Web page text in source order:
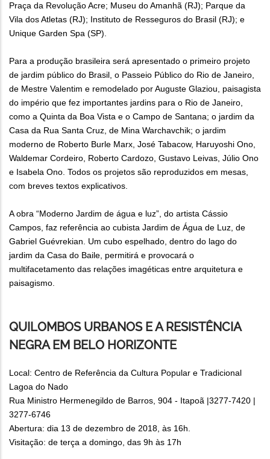
Praça da Revolução Acre; Museu do Amanhã (RJ); Parque da
Vila dos Atletas (RJ); Instituto de Resseguros do Brasil (RJ); e
Unique Garden Spa (SP).
Para a produção brasileira será apresentado o primeiro projeto
de jardim público do Brasil, o Passeio Público do Rio de Janeiro,
de Mestre Valentim e remodelado por Auguste Glaziou, paisagista
do império que fez importantes jardins para o Rio de Janeiro,
como a Quinta da Boa Vista e o Campo de Santana; o jardim da
Casa da Rua Santa Cruz, de Mina Warchavchik; o jardim
moderno de Roberto Burle Marx, José Tabacow, Haruyoshi Ono,
Waldemar Cordeiro, Roberto Cardozo, Gustavo Leivas, Júlio Ono
e Isabela Ono. Todos os projetos são reproduzidos em mesas,
com breves textos explicativos.
A obra “Moderno Jardim de água e luz”, do artista Cássio
Campos, faz referência ao cubista Jardim de Água de Luz, de
Gabriel Guévrekian. Um cubo espelhado, dentro do lago do
jardim da Casa do Baile, permitirá e provocará o
multifacetamento das relações imagéticas entre arquitetura e
paisagismo.
QUILOMBOS URBANOS E A RESISTÊNCIA
NEGRA EM BELO HORIZONTE
Local: Centro de Referência da Cultura Popular e Tradicional
Lagoa do Nado
Rua Ministro Hermenegildo de Barros, 904 - Itapoã |3277-7420 |
3277-6746
Abertura: dia 13 de dezembro de 2018, às 16h.
Visitação: de terça a domingo, das 9h às 17h